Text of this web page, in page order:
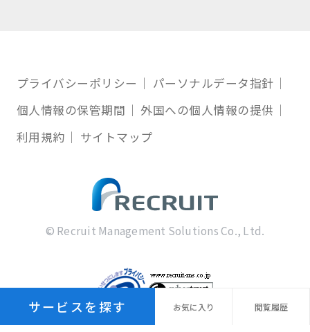
サービスを探す お気に 入り 閲覧履歴
プライバシーポリシー
パーソナルデータ指針
個人情報の保管期間
外国への個人情報の提供
利用規約
サイトマップ
© Recruit Management Solutions Co., Ltd.